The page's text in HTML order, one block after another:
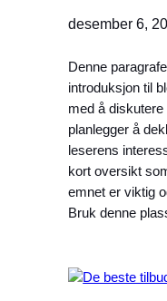
desember 6,
Denne
introduksjon til
med å
planlegger å
leserens
kort oversikt
emnet er viktig
Bruk denne